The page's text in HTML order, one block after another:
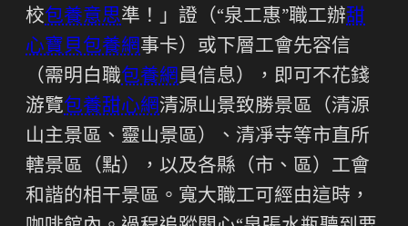
校包養意思準！」證（“泉工惠”職工辦甜
心寶貝包養網事卡）或下層工會先容信
（需明白職包養網員信息），即可不花錢
游覽包養甜心網清源山景致勝景區（清源
山主景區、靈山景區）、清凈寺等市直所
轄景區（點），以及各縣（市、區）工會
和諧的相干景區。寬大職工可經由這時，